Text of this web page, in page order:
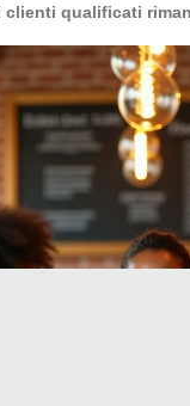
clienti qualificati